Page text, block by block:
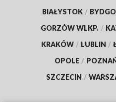
BIAŁYSTOK /
GORZÓW WLKP. /
KRAKÓW / LUBLIN /
OPOLE /
SZCZECIN /